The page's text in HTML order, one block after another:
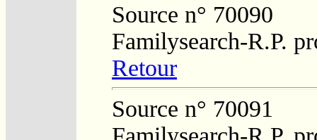
Source n° 70090
Familysearch-R.P.
Retour
Source n° 70091